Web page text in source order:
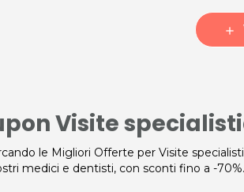
add
Visite
le Migliori Offerte per Visite
medici e dentisti, con sconti fino a -70%.